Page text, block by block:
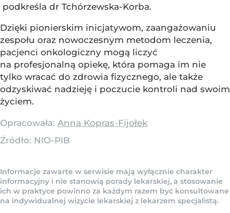
podkreśla dr Tchórzewska-Korba.
Dzięki pionierskim inicjatywom, zaangażowaniu
zespołu oraz nowoczesnym metodom leczenia,
pacjenci onkologiczny mogą liczyć
na profesjonalną opiekę, która pomaga im nie
tylko wracać do zdrowia fizycznego, ale także
odzyskiwać nadzieję i poczucie kontroli nad swoim
życiem.
Opracowała: Anna Kopras-Fijołek
Źródło: NIO-PIB
Informacje zawarte w serwisie mają wyłącznie charakter
informacyjny i nie stanowią porady lekarskiej, a stosowanie
ich w praktyce powinno za każdym razem być konsultowane
na indywidualnej wizycie lekarskiej z lekarzem specjalistą.